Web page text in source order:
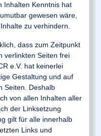
Inhalten Kenntnis hat
gewesen wäre,
zu verhindern.
dass zum Zeitpunkt
verlinkten Seiten frei
e.V. hat keinerlei
Gestaltung und auf
Seiten. Deshalb
von allen Inhalten aller
der Linksetzung
gilt für alle innerhalb
Links und